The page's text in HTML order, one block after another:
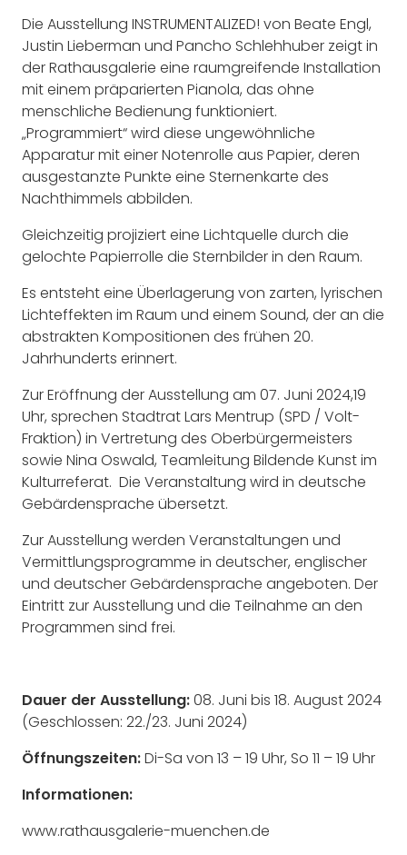
Die Ausstellung INSTRUMENTALIZED! von Beate Engl,
Justin Lieberman und Pancho Schlehhuber zeigt in
der Rathausgalerie eine raumgreifende Installation
mit einem präparierten Pianola, das ohne
menschliche Bedienung funktioniert.
„Programmiert“ wird diese ungewöhnliche
Apparatur mit einer Notenrolle aus Papier, deren
ausgestanzte Punkte eine Sternenkarte des
Nachthimmels abbilden.
Gleichzeitig projiziert eine Lichtquelle durch die
gelochte Papierrolle die Sternbilder in den Raum.
Es entsteht eine Überlagerung von zarten, lyrischen
Lichteffekten im Raum und einem Sound, der an die
abstrakten Kompositionen des frühen 20.
Jahrhunderts erinnert.
Zur Eröffnung der Ausstellung am 07. Juni 2024,19
Uhr, sprechen Stadtrat Lars Mentrup (SPD / Volt-
Fraktion) in Vertretung des Oberbürgermeisters
sowie Nina Oswald, Teamleitung Bildende Kunst im
Kulturreferat. Die Veranstaltung wird in deutsche
Gebärdensprache übersetzt.
Zur Ausstellung werden Veranstaltungen und
Vermittlungsprogramme in deutscher, englischer
und deutscher Gebärdensprache angeboten. Der
Eintritt zur Ausstellung und die Teilnahme an den
Programmen sind frei.
Dauer der Ausstellung:08. Juni bis 18. August 2024
(Geschlossen: 22./23. Juni 2024)
Öffnungszeiten:Di-Sa von 13 – 19 Uhr, So 11 – 19 Uhr
Informationen:
www.rathausgalerie-muenchen.de